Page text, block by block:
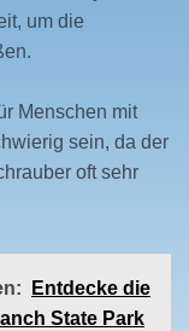
um die
Menschen mit
sein, da der
oft sehr
Entdecke die
State Park